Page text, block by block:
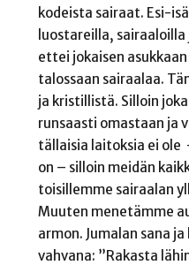
kodeista sairaat. Esi-
luostareilla,
ettei jokaisen
talossaan sairaalaa.
ja kristillistä. Silloin
runsaasti omastaan ja
tällaisia laitoksia ei ole
on – silloin meidän
toisillemme sairaalan
Muuten menetämme
armon. Jumalan sana
vahvana: ”Rakasta